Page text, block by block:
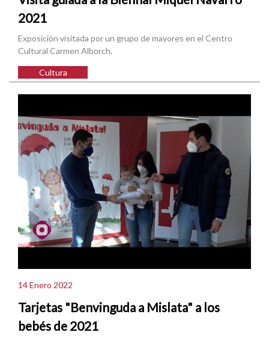
2021
Exposición visitada por un grupo de mayores en el Centro
Cultural Carmen Alborch.
Cultura
14 Enero 2022
Tarjetas "Benvinguda a Mislata" a los
bebés de 2021